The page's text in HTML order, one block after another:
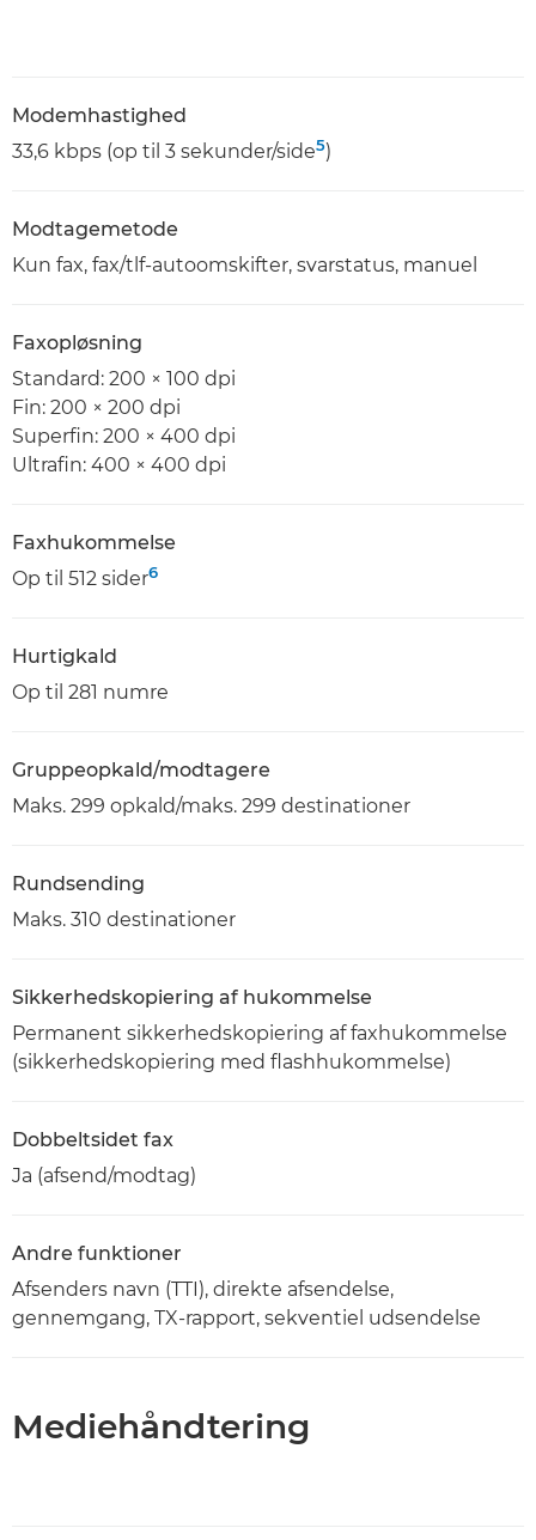
Modemhastighed
33,6 kbps (op til 3 sekunder/side5)
Modtagemetode
Kun fax, fax/tlf-autoomskifter, svarstatus, manuel
Faxopløsning
Standard: 200 × 100 dpi
Fin: 200 × 200 dpi
Superfin: 200 × 400 dpi
Ultrafin: 400 × 400 dpi
Faxhukommelse
Op til 512 sider6
Hurtigkald
Op til 281 numre
Gruppeopkald/modtagere
Maks. 299 opkald/maks. 299 destinationer
Rundsending
Maks. 310 destinationer
Sikkerhedskopiering af hukommelse
Permanent sikkerhedskopiering af faxhukommelse
(sikkerhedskopiering med flashhukommelse)
Dobbeltsidet fax
Ja (afsend/modtag)
Andre funktioner
Afsenders navn (TTI), direkte afsendelse,
gennemgang, TX-rapport, sekventiel udsendelse
Mediehåndtering